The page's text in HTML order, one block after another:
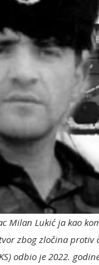
Milan Lukić ja kao
zbog zločina protiv
odbio je 2022.